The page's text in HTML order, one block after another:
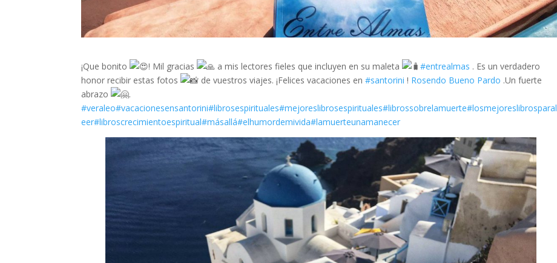
¡Que bonito ! Mil gracias a mis lectores fieles que incluyen en su maleta #entrealmas . Es un verdadero
honor recibir estas fotos
de vuestros viajes. ¡Felices vacaciones en#santorini ! Rosendo Bueno Pardo .Un fuerte
abrazo
.
#veraleo#vacacionesensantorini#librosespirituales#mejoreslibrosespirituales#librossobrelamuerte#losmejoreslibrosparal
eer#libroscrecimientoespiritual#másallá#elhumordemivida#lamuerteunamanecer